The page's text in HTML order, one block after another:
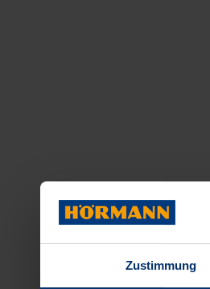
Zustimmung